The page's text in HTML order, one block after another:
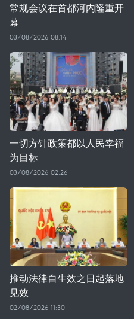
常规会议在首都河内隆重开
幕
03/08/2026 08:14
一切方针政策都以人民幸福
为目标
03/08/2026 02:26
推动法律自生效之日起落地
见效
02/08/2026 11:30